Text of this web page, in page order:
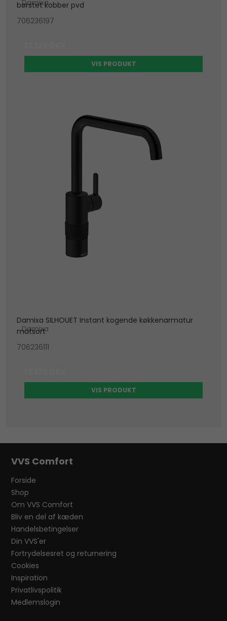
børstet kobber pvd
Damixa
706236197
VIS PRODUKT
Damixa SILHOUET Instant kogende køkkenarmatur
matsort
Damixa
706236111
VIS PRODUKT
VVS Comfort
Forside
Shop
Om VVS Comfort
Bliv en del af kæden
Handelsbetingelser
Din VVS'er
Fortrydelsesret og returnering
Cookies
Inspiration
Privatlivspolitik
Medlemslogin